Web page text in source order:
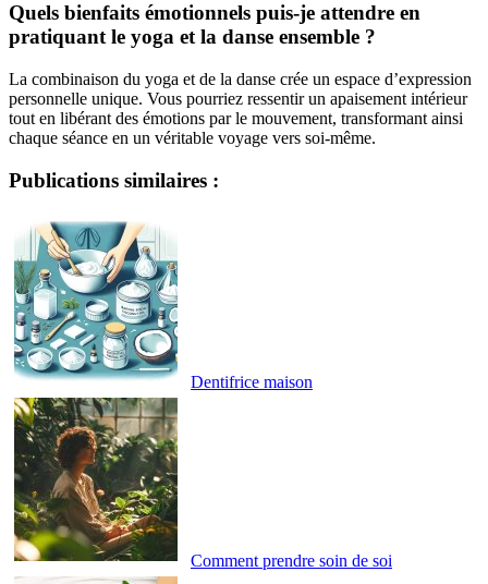
Quels bienfaits émotionnels puis-je attendre en
pratiquant le yoga et la danse ensemble ?
La combinaison du yoga et de la danse crée un espace d’expression
personnelle unique. Vous pourriez ressentir un apaisement intérieur
tout en libérant des émotions par le mouvement, transformant ainsi
chaque séance en un véritable voyage vers soi-même.
Publications similaires :
Dentifrice maison
Comment prendre soin de soi